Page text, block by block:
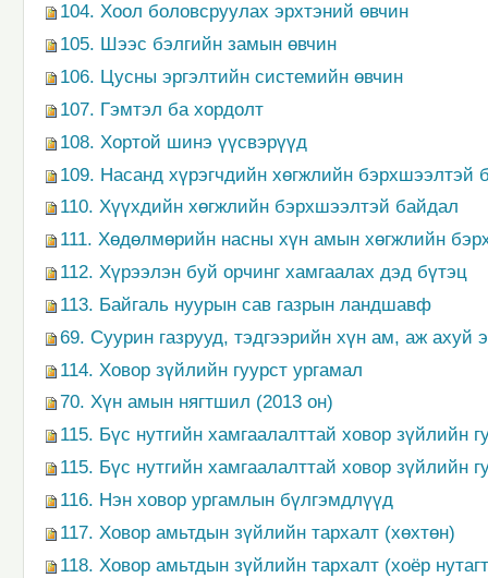
104. Хоол боловсруулах эрхтэний өвчин
105. Шээс бэлгийн замын өвчин
106. Цусны эргэлтийн системийн өвчин
107. Гэмтэл ба хордолт
108. Хортой шинэ үүсвэрүүд
109. Насанд хүрэгчдийн хөгжлийн бэрхшээлтэй
110. Хүүхдийн хөгжлийн бэрхшээлтэй байдал
111. Хөдөлмөрийн насны хүн амын хөгжлийн
112. Хүрээлэн буй орчинг хамгаалах дэд бүтэц
113. Байгаль нуурын сав газрын ландшавф
69. Суурин газрууд, тэдгээрийн хүн ам, аж ахуй
114. Ховор зүйлийн гуурст ургамал
70. Хүн амын нягтшил (2013 он)
115. Бүс нутгийн хамгаалалттай ховор зүйлийн
115. Бүс нутгийн хамгаалалттай ховор зүйлийн
116. Нэн ховор ургамлын бүлгэмдлүүд
117. Ховор амьтдын зүйлийн тархалт (хөхтөн)
118. Ховор амьтдын зүйлийн тархалт (хоёр